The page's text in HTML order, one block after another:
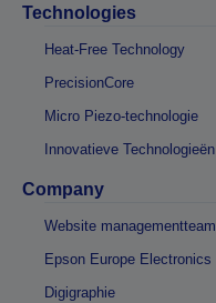
Technologies
Heat-Free Technology
PrecisionCore
Micro Piezo-technologie
Innovatieve Technologieën
Company
Website managementteam
Epson Europe Electronics
Digigraphie